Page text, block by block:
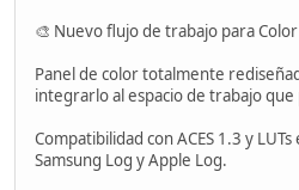
🎨 Nuevo flujo de trabajo para
Panel de color totalmente
integrarlo al espacio de trabajo
Compatibilidad con ACES 1.3 y
Samsung Log y Apple Log.